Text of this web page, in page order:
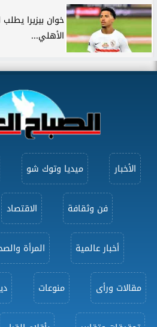
خوان بيزيرا
الأهلي...
الأخبار ميديا وتوك شو
فن وثقافة الاقتصاد
أخبار عالمية المرأة
مقالات ورأى منوعات